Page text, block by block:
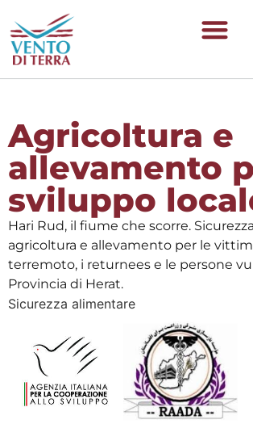
Agricoltura e
allevamento
sviluppo
Hari Rud, il fiume che scorre.
agricoltura e allevamento per le
terremoto, i returnees e le persone
Provincia di Herat.
Sicurezza alimentare